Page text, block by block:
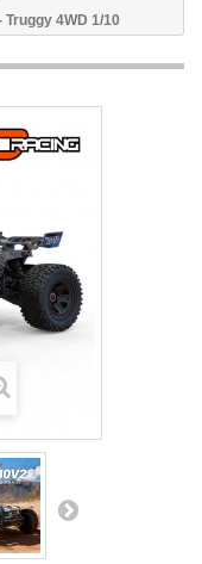
Truggy 4WD 1/10